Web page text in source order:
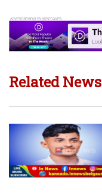
Related News